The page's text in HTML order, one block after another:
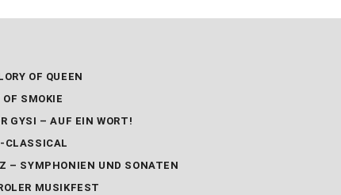
OF QUEEN​
SMOKIE
GYSI – AUF EIN WORT!
CLASSICAL
– SYMPHONIEN UND SONATEN
MUSIKFEST